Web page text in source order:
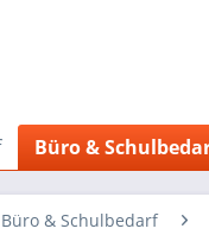
Büro &
Büro & Schulbedarf